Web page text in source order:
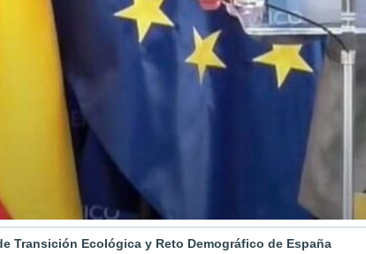
Transición Ecológica y Reto Demográfico de España